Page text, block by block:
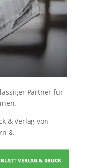
Partner für
& Verlag von
&
VERLAG & DRUCK